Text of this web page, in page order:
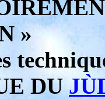
»
DU